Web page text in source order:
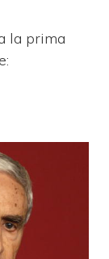
la prima